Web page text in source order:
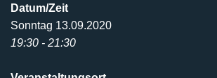
Datum/Zeit
Sonntag 13.09.2020
19:30 - 21:30